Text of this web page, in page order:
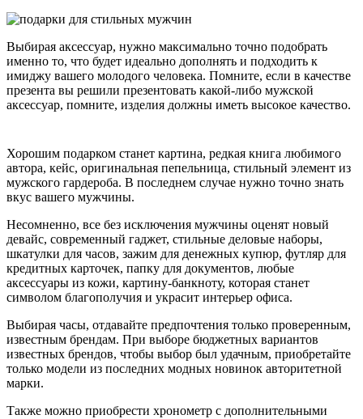
Выбирая аксессуар, нужно максимально точно подобрать
именно то, что будет идеально дополнять и подходить к
имиджу вашего молодого человека. Помните, если в качестве
презента вы решили презентовать какой-либо мужской
аксессуар, помните, изделия должны иметь высокое качество.
Хорошим подарком станет картина, редкая книга любимого
автора, кейс, оригинальная пепельница, стильный элемент из
мужского гардероба. В последнем случае нужно точно знать
вкус вашего мужчины.
Несомненно, все без исключения мужчины оценят новый
девайс, современный гаджет, стильные деловые наборы,
шкатулки для часов, зажим для денежных купюр, футляр для
кредитных карточек, папку для документов, любые
аксессуары из кожи, картину-банкноту, которая станет
символом благополучия и украсит интерьер офиса.
Выбирая часы, отдавайте предпочтения только проверенным,
известным брендам. При выборе бюджетных вариантов
известных брендов, чтобы выбор был удачным, приобретайте
только модели из последних модных новинок авторитетной
марки.
Также можно приобрести хронометр с дополнительными